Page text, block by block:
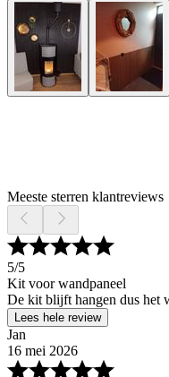
Meeste sterren klantreviews
5/5
Kit voor wandpaneel
De kit blijft hangen dus het
Lees hele review
Jan
16 mei 2026